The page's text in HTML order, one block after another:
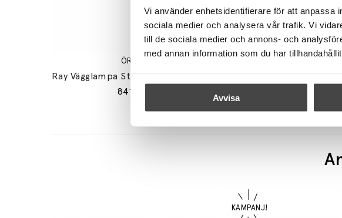
Vi använder enhetsidentifierare för att anpassa
sociala medier och analysera vår trafik. Vi
till de sociala medier och annons- och
med annan information som du har
Avvisa
ÖRSJÖ
8415 kr